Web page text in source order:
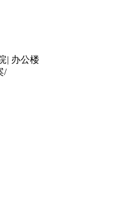
| 办公楼
/